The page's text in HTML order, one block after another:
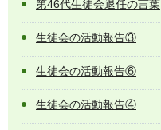
第46代生徒会退任の言葉
生徒会の活動報告③
生徒会の活動報告⑥
生徒会の活動報告④